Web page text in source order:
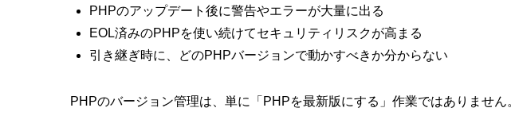
PHPのアップデート後に警告やエラーが大量に出る
EOL済みのPHPを使い続けてセキュリティリスクが高まる
引き継ぎ時に、どのPHPバージョンで動かすべきか分からない
PHPのバージョン管理は、単に「PHPを最新版にする」作業ではありません